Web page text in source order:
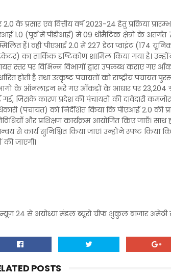
के प्रसार एवं वित्तीय वर्ष 2023-24 हेतु प्रक्रिया
1.0 (पूर्व में पीडीआई) में 09 थीमैटिक क्षेत्रों के
हैं। वहीं पीएआई 2.0 में 227 डेटा प्वाइंट (174
का तार्किक दृष्टिकोण शामिल किया गया है।
स्तर पर विभिन्न विभागों द्वारा उपलब्ध कराए गए
होती है तथा उत्कृष्ट पंचायतों को राष्ट्रीय पंचायत
के ऑनलाइन भरे गए आँकड़ों के आधार पर 23,204
गई, जिसके कारण प्रदेश की पंचायतों की दावेदारी
(पंचायत) को निर्देशित किया कि पीएआई 2.0 की
और प्रशिक्षण कार्यक्रम आयोजित किए जाएँ।
से कार्य सुनिश्चित किया जाए। उन्होंने स्पष्ट किया
की जाएगी।
न्यूज़ 24 से अयोध्या मंडल ब्यूरो चीफ शुकुल बाजार अमेठी
POSTS